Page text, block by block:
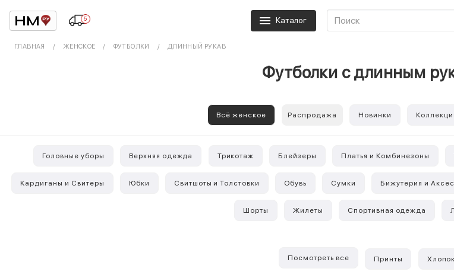
5 Каталог
ГЛАВНАЯ ЖЕНСКОЕ ФУТБОЛКИ ДЛИННЫЙ РУКАВ
Футболки с длинным
Всё женское Распродажа Новинки
Головные уборы Верхняя одежда Трикотаж Блейзеры Платья и Комбинезоны
Кардиганы и Свитеры Юбки Свитшоты и Толстовки Обувь Сумки Бижутерия и
Шорты Жилеты Спортивная одежда
Посмотреть все Принты Хлопок